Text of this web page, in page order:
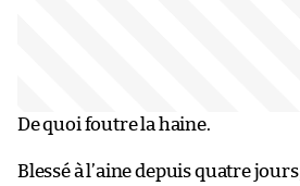
De quoi foutre la haine.
Blessé à l’aine depuis quatre